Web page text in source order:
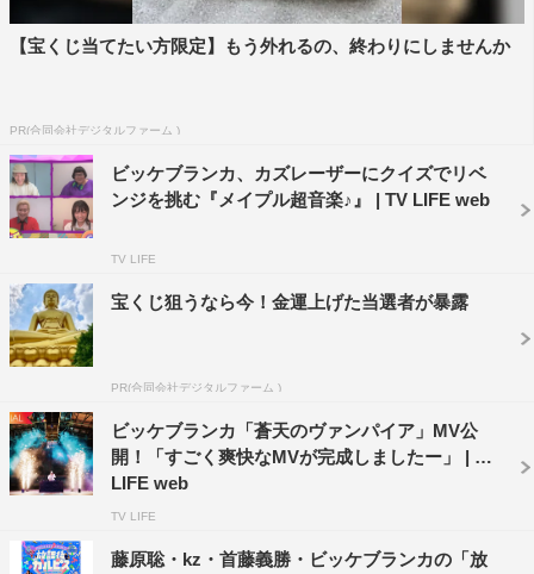
【宝くじ当てたい方限定】もう外れるの、終わりにしませんか
PR(合同会社デジタルファーム )
ビッケブランカ、カズレーザーにクイズでリベ
ンジを挑む『メイプル超音楽♪』 | TV LIFE web
TV LIFE
宝くじ狙うなら今！金運上げた当選者が暴露
PR(合同会社デジタルファーム )
ビッケブランカ「蒼天のヴァンパイア」MV公
開！「すごく爽快なMVが完成しましたー」 | TV
LIFE web
TV LIFE
藤原聡・kz・首藤義勝・ビッケブランカの「放